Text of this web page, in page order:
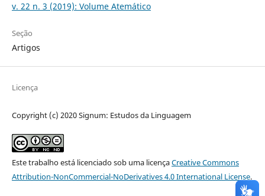
v. 22 n. 3 (2019): Volume Atemático
Seção
Artigos
Licença
Copyright (c) 2020 Signum: Estudos da Linguagem
Este trabalho está licenciado sob uma licençaCreative Commons
Attribution-NonCommercial-NoDerivatives 4.0 International License.